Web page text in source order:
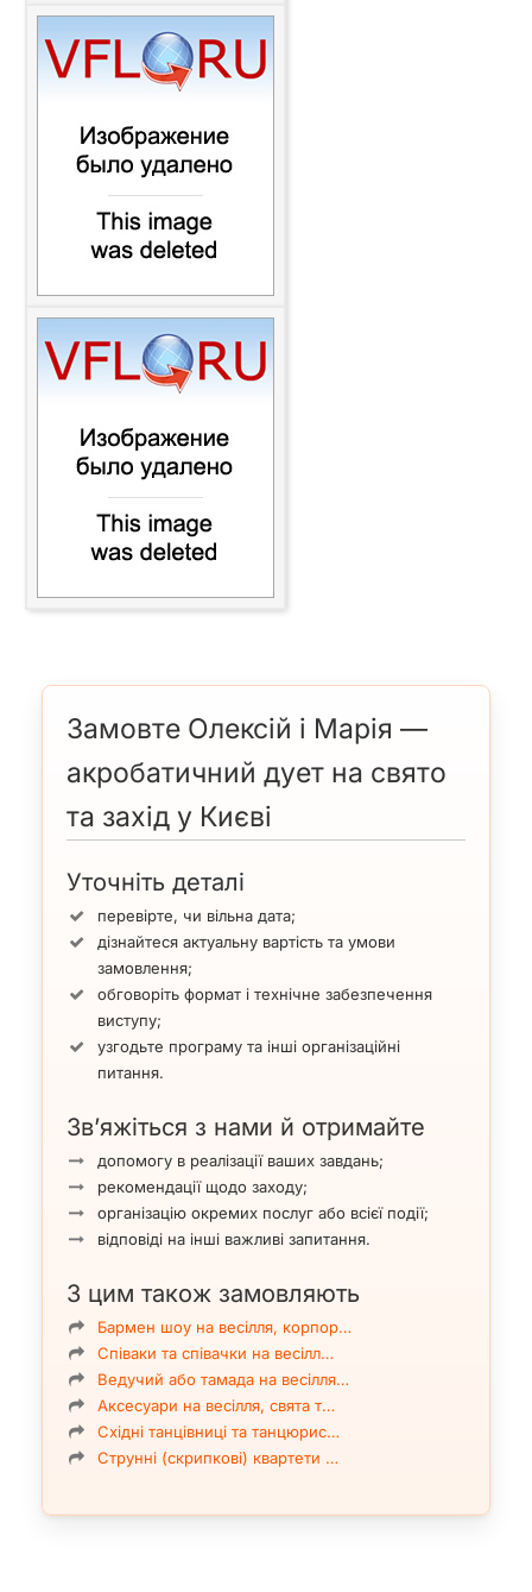
Замовте Олексій і Марія —
акробатичний дует на свято
та захід у Києві
Уточніть деталі
перевірте, чи вільна дата;
дізнайтеся актуальну вартість та умови
замовлення;
обговоріть формат і технічне забезпечення
виступу;
узгодьте програму та інші організаційні
питання.
Зв’яжіться з нами й отримайте
допомогу в реалізації ваших завдань;
рекомендації щодо заходу;
організацію окремих послуг або всієї події;
відповіді на інші важливі запитання.
З цим також замовляють
Бармен шоу на весілля, корпор…
Співаки та співачки на весілл…
Ведучий або тамада на весілля…
Аксесуари на весілля, свята т…
Східні танцівниці та танцюрис…
Струнні (скрипкові) квартети …